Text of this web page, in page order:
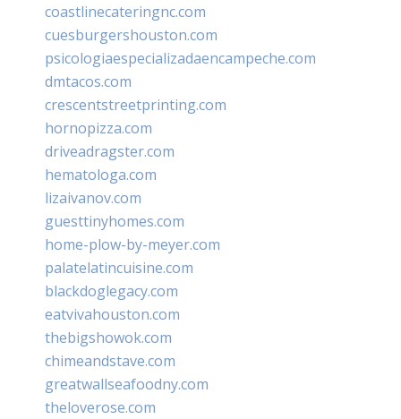
coastlinecateringnc.com
cuesburgershouston.com
psicologiaespecializadaencampeche.com
dmtacos.com
crescentstreetprinting.com
hornopizza.com
driveadragster.com
hematologa.com
lizaivanov.com
guesttinyhomes.com
home-plow-by-meyer.com
palatelatincuisine.com
blackdoglegacy.com
eatvivahouston.com
thebigshowok.com
chimeandstave.com
greatwallseafoodny.com
theloverose.com